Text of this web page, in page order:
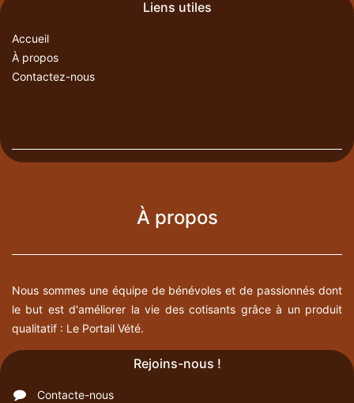
Liens utiles
Accueil
À propos
Contactez-nous
À propos
Nous sommes une équipe de bénévoles et de passionnés dont
le but est d'améliorer la vie des cotisants grâce à un produit
qualitatif : Le Portail Vété.
Rejoins-nous !
Contacte-nous